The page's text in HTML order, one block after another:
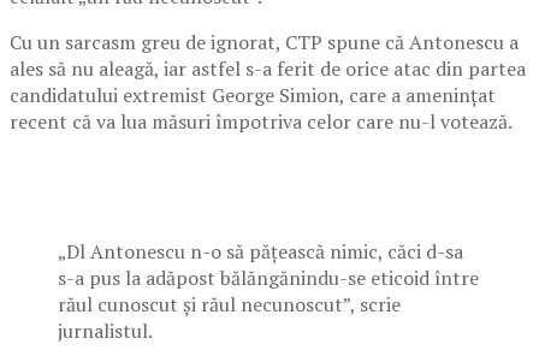
Cu un sarcasm greu de ignorat, CTP spune că Antonescu a
ales să nu aleagă, iar astfel s-a ferit de orice atac din partea
candidatului extremist George Simion, care a amenințat
recent că va lua măsuri împotriva celor care nu-l votează.
„Dl Antonescu n-o să pățească nimic, căci d-sa
s-a pus la adăpost bălăngănindu-se eticoid între
răul cunoscut și răul necunoscut”, scrie
jurnalistul.